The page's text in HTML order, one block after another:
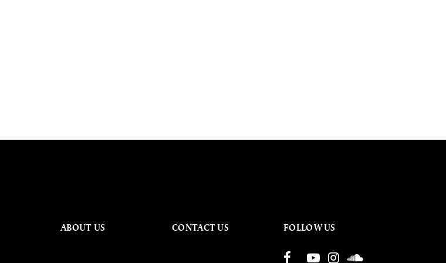
ABOUT US CONTACT US FOLLOW US